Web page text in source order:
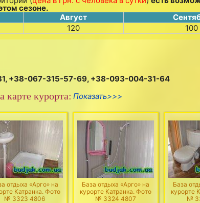
сезоне.
Август
120 100
+38-067-315-57-69, +38-093-004-31-64
карте курорта: Показать>>>
отдыха «Арго» на
Катранка. Фото
№ 3323 4806
База отдыха «Арго» на
курорте Катранка. Фото
№ 3324 4807
База
курорте
№